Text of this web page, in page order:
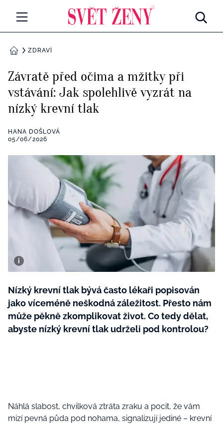
Všechny kategorie
Rozhovory
RETROHUBKY
Všechny kategorie
Seberozvoj
Všechny kategorie
Všechny kategorie
Testy a kvízy
BYDLENÍ
Všechny kategorie
Rady a tipy
BurdaMedia
Extra
SVĚT ŽENY - 599 KČ
ROČNÍ PŘEDPLATNÉ SVĚT ŽENY +
DOMŮZDRAVÍ
Závratě před očima a mžitky při
vstávání: Jak spolehlivě vyzrát na
nízký krevní tlak
HANA DOŠLOVÁ
05/06/2026
Nízký krevní tlak bývá často lékaři popisován
jako víceméně neškodná záležitost. Přesto nám
může pěkně zkomplikovat život. Co tedy dělat,
abyste nízký krevní tlak udrželi pod kontrolou?
Náhlá slabost, chvilková ztráta zraku a pocit, že vám
mizí pevná půda pod nohama, signalizují jediné – krevní